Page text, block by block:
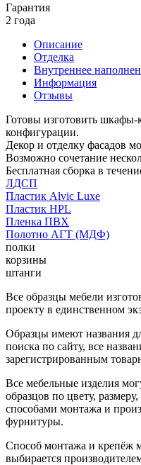
Гарантия
2 года
Описание
Отделка
Внутреннее
Информация
Отзывы
Готовы изготовить шкафы-
конфигурации.
Декор и отделку фасадов
Возможно сочетание
Бесплатная сборка в
ЛДСП
Пластик Alvic Luxe
Пластик HPL
Пленка ПВХ
Полотно АГТ (МДФ)
полки
корзины
штанги
Все образцы мебели
проекту в единственном
Образцы имеют названия
поиска по сайту, все
зарегистрированным
Все мебельные изделия
образцов по цвету,
способами монтажа и
фурнитуры.
Способ монтажа и крепёж
выбирается